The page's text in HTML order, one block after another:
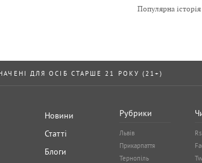
Популярна
ДЛЯ ОСІБ СТАРШЕ 21 РОКУ (21+)
Новини
Статті
Блоги
Рубрики
Львів
Прикарпаття
Тернопіль